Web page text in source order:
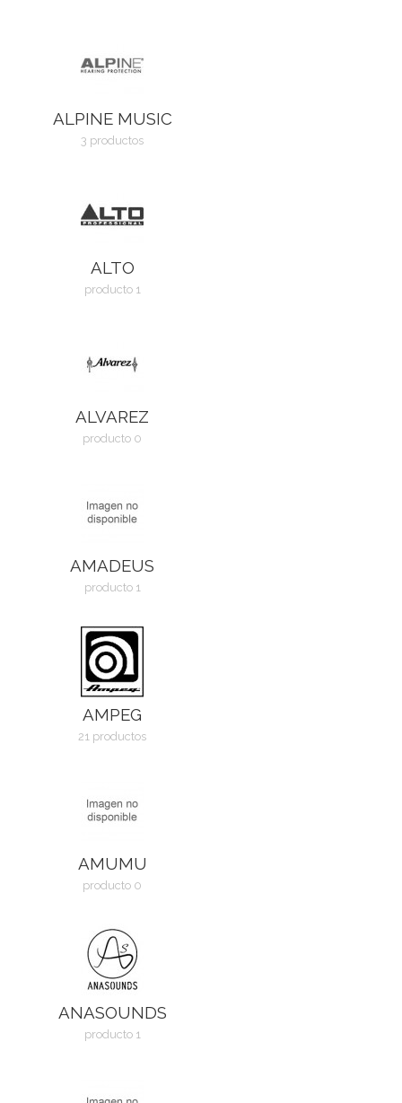
ALPINE MUSIC
3 productos
ALTO
producto 1
ALVAREZ
producto 0
AMADEUS
producto 1
AMPEG
21 productos
AMUMU
producto 0
ANASOUNDS
producto 1